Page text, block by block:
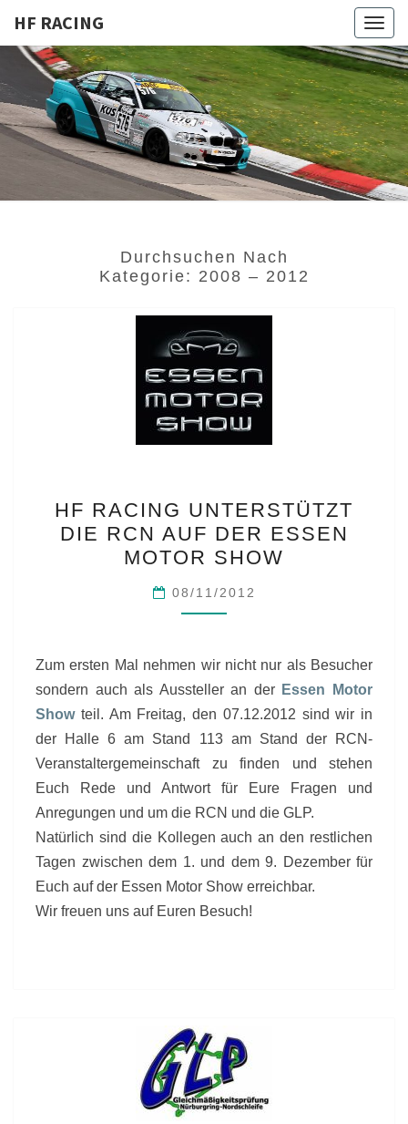
HF RACING
HF
RACING
Privates
Motorsportprojekt
Von Sven
Hoffmann & Team
Durchsuchen Nach
Kategorie: 2008 – 2012
RACING
UNTERSTÜTZT
DIE
RCN
AUF
ESSEN
MOTOR
SHOW
HF RACING UNTERSTÜTZT
DIE RCN AUF DER ESSEN
MOTOR SHOW
08/11/2012
Zum ersten Mal nehmen wir nicht nur als Besucher
sondern auch als Aussteller an der Essen Motor
Showteil. Am Freitag, den 07.12.2012 sind wir in
der Halle 6 am Stand 113 am Stand der RCN-
Veranstaltergemeinschaft zu finden und stehen
Euch Rede und Antwort für Eure Fragen und
Anregungen und um die RCN und die GLP.
Natürlich sind die Kollegen auch an den restlichen
Tagen zwischen dem 1. und dem 9. Dezember für
Euch auf der Essen Motor Show erreichbar.
Wir freuen uns auf Euren Besuch!